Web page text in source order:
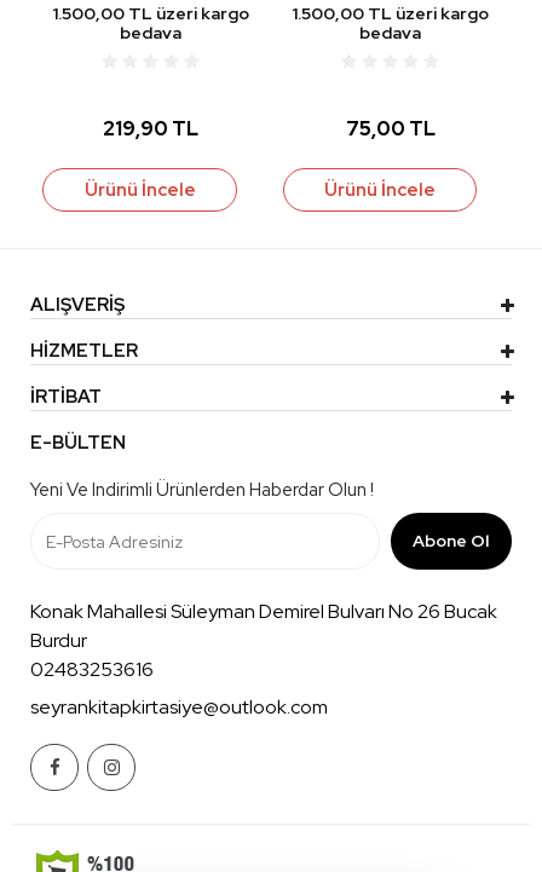
1.500,00 TL üzeri kargo
bedava
219,90 TL
Ürünü İncele
1.500,00 TL üzeri kargo
bedava
75,00 TL
Ürünü İncele
ALIŞVERİŞ
HİZMETLER
İRTİBAT
E-BÜLTEN
Yeni Ve Indirimli Ürünlerden Haberdar Olun !
Abone Ol
Konak Mahallesi Süleyman Demirel Bulvarı No 26 Bucak
Burdur
02483253616
seyrankitapkirtasiye@outlook.com